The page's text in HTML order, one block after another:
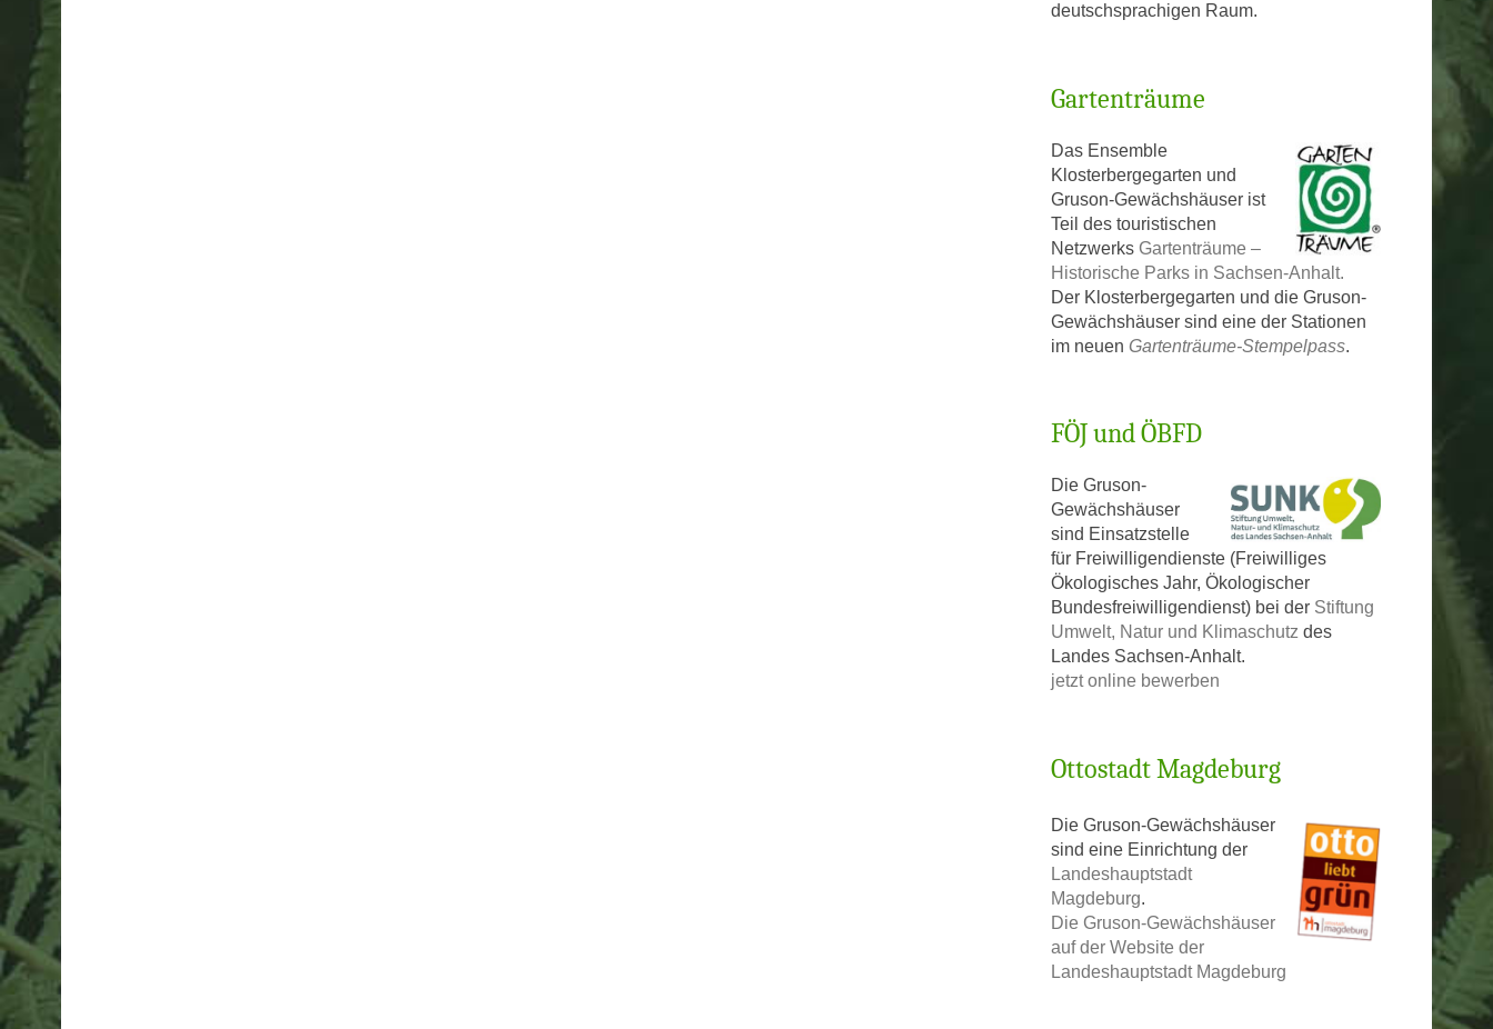
deutschsprachigen Raum.
Gartenträume
Das Ensemble
Klosterbergegarten und
Gruson-Gewächshäuser ist
Teil des touristischen
Netzwerks Gartenträume –
Historische Parks in Sachsen-Anhalt.
Der Klosterbergegarten und die Gruson-
Gewächshäuser sind eine der Stationen
im neuen Gartenträume-Stempelpass.
FÖJ und ÖBFD
Die Gruson-
Gewächshäuser
sind Einsatzstelle
für Freiwilligendienste (Freiwilliges
Ökologisches Jahr, Ökologischer
Bundesfreiwilligendienst) bei der Stiftung
Umwelt, Natur und Klimaschutz des
Landes Sachsen-Anhalt.
jetzt online bewerben
Ottostadt Magdeburg
Die Gruson-Gewächshäuser
sind eine Einrichtung der
Landeshauptstadt
Magdeburg.
Die Gruson-Gewächshäuser
auf der Website der
Landeshauptstadt Magdeburg